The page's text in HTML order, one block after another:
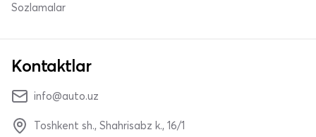
Sozlamalar
Kontaktlar
info@auto.uz
Toshkent sh., Shahrisabz k., 16/1